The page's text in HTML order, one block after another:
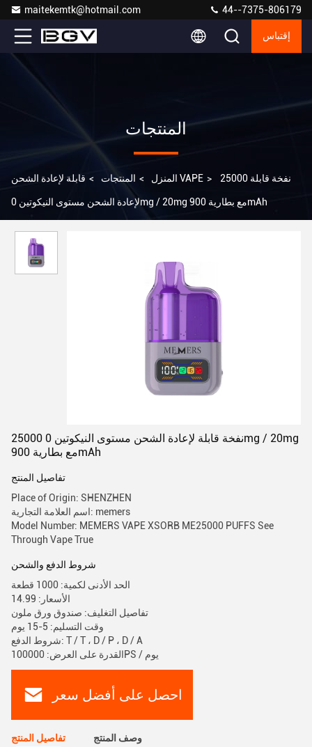
maitekemtk@hotmail.com 44--7375-806179
إقتباس
المنتجات
المنزل > المنتجات > قابلة لإعادة الشحن VAPE > 25000 نفخة قابلة
لإعادة الشحن مستوى النيكوتين 0mg / 20mg مع بطارية 900mAh
25000 نفخة قابلة لإعادة الشحن مستوى النيكوتين 0mg / 20mg
مع بطارية 900mAh
تفاصيل المنتج
Place of Origin: SHENZHEN
اسم العلامة التجارية: memers
Model Number: MEMERS VAPE XSORB ME25000 PUFFS See
Through Vape True
شروط الدفع والشحن
الحد الأدنى لكمية: 1000 قطعة
الأسعار: 14.99
تفاصيل التغليف: صندوق ورق ملون
وقت التسليم: 5-15 يوم
شروط الدفع: T / T ، D / P ، D / A
القدرة على العرض: 100000PS / يوم
احصل على أفضل سعر
تفاصيل المنتج وصف المنتج